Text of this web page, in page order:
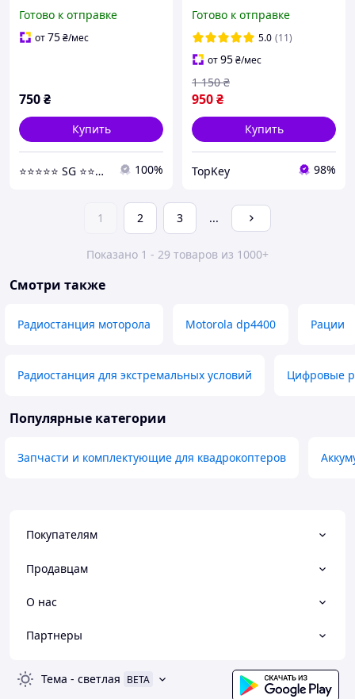
DP4400 / DP4600 / DP
4800e / DP 4400e / DP
Готово к отправке
от75₴/мес
750₴
Купить
⭐️⭐️⭐️⭐️⭐️ SG ⭐️⭐️⭐️⭐️⭐️ 100%
Радиостанцию Моторола
DP4800 DP4801 DP4400e
Готово к отправке
5.0 (11)
от95₴/мес
950₴
1 150 ₴
Купить
TopKey 98%
1 2 3 ...
Показано 1 - 29 товаров из 1000+
Смотри также
Радиостанция моторола Motorola dp4400 Рации
Радиостанция для экстремальных условий Цифровые
Популярные категории
Запчасти и комплектующие для квадрокоптеров
Покупателям
Продавцам
О нас
Партнеры
Тема - светлая BETA